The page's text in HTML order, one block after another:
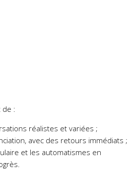
de :
réalistes et variées ;
avec des retours immédiats ;
et les automatismes en